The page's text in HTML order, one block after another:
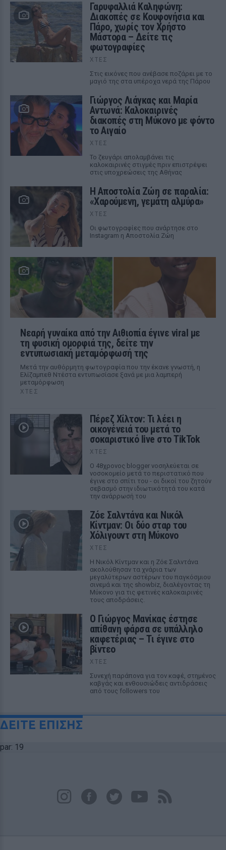
Γαρυφαλλιά Καληφώνη:
Διακοπές σε Κουφονήσια και
Πάρο, χωρίς τον Χρήστο
Μάστορα – Δείτε τις
φωτογραφίες
ΧΤΕΣ
Στις εικόνες που ανέβασε ποζάρει με το
μαγιό της στα υπέροχα νερά της Πάρου
Γιώργος Λιάγκας και Μαρία
Αντωνά: Καλοκαιρινές
διακοπές στη Μύκονο με φόντο
το Αιγαίο
ΧΤΕΣ
Το ζευγάρι απολαμβάνει τις
καλοκαιρινές στιγμές πριν επιστρέψει
στις υποχρεώσεις της Αθήνας
Η Αποστολία Ζώη σε παραλία:
«Χαρούμενη, γεμάτη αλμύρα»
ΧΤΕΣ
Οι φωτογραφίες που ανάρτησε στο
Instagram η Αποστολία Ζώη
Νεαρή γυναίκα από την Αιθιοπία έγινε viral με
τη φυσική ομορφιά της, δείτε την
εντυπωσιακή μεταμόρφωσή της
Μετά την αυθόρμητη φωτογραφία που την έκανε γνωστή, η
Ελίζαμπεθ Ντέστα εντυπωσίασε ξανά με μια λαμπερή
μεταμόρφωση
ΧΤΕΣ
Πέρεζ Χίλτον: Τι λέει η
οικογένειά του μετά το
σοκαριστικό live στο TikTok
ΧΤΕΣ
Ο 48χρονος blogger νοσηλεύεται σε
νοσοκομείο μετά το περιστατικό που
έγινε στο σπίτι του - οι δικοί του ζητούν
σεβασμό στην ιδιωτικότητά του κατά
την ανάρρωσή του
Ζόε Σαλντάνα και Νικόλ
Κίντμαν: Οι δύο σταρ του
Χόλιγουντ στη Μύκονο
ΧΤΕΣ
Η Νικόλ Κίντμαν και η Ζόε Σαλντάνα
ακολούθησαν τα χνάρια των
μεγαλύτερων αστέρων του παγκόσμιου
σινεμά και της showbiz, διαλέγοντας τη
Μύκονο για τις φετινές καλοκαιρινές
τους αποδράσεις.
Ο Γιώργος Μανίκας έστησε
απίθανη φάρσα σε υπάλληλο
καφετέριας – Τι έγινε στο
βίντεο
ΧΤΕΣ
Συνεχή παράπονα για τον καφέ, στημένος
καβγάς και ενθουσιώδεις αντιδράσεις
από τους followers του
ΔΕΙΤΕ ΕΠΙΣΗΣ
par: 19